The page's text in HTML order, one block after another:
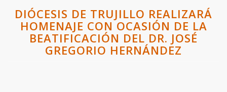
DIÓCESIS DE TRUJILLO REALIZARÁ
HOMENAJE CON OCASIÓN DE LA
BEATIFICACIÓN DEL DR. JOSÉ
GREGORIO HERNÁNDEZ